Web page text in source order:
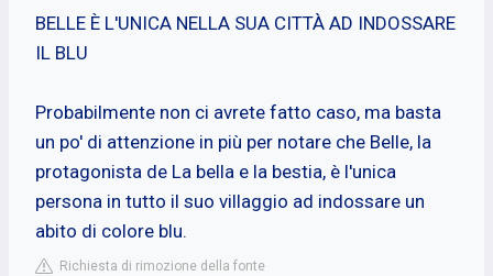
BELLE È L'UNICA NELLA SUA CITTÀ AD INDOSSARE
IL BLU
Probabilmente non ci avrete fatto caso, ma basta
un po' di attenzione in più per notare che Belle, la
protagonista de La bella e la bestia, è l'unica
persona in tutto il suo villaggio ad indossare un
abito di colore blu.
Richiesta di rimozione della fonte